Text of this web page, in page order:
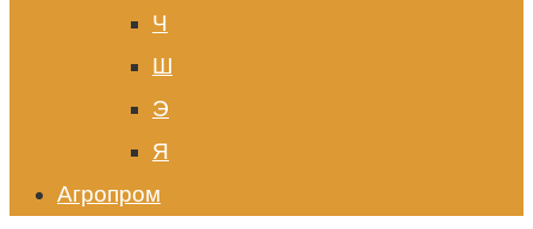
Ч
Ш
Э
Я
Агропром